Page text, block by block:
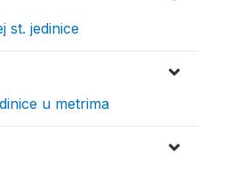
st. jedinice
u metrima